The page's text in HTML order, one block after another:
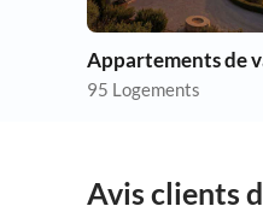
95 Logements
Avis clients